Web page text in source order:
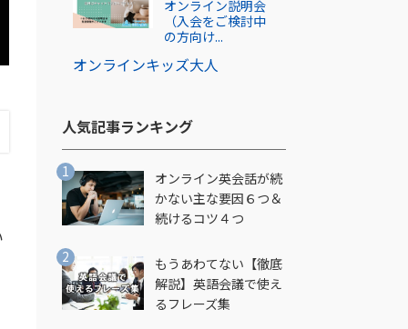
オンラインキッズ大人
オンライン説明会
（入会をご検討中
の方向け...
人気記事ランキング​
オンライン英会話が続
かない主な要因６つ＆
続けるコツ４つ
もうあわてない【徹底
解説】英語会議で使え
るフレーズ集